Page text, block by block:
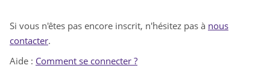
n
Si vous n'êtes pas encore inscrit, n'hésitez pas à nous
contacter.
Aide : Comment se connecter ?